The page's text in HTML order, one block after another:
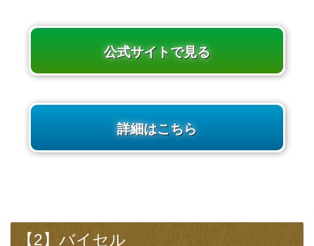
公式サイトで見る
詳細はこちら
【2】バイセル